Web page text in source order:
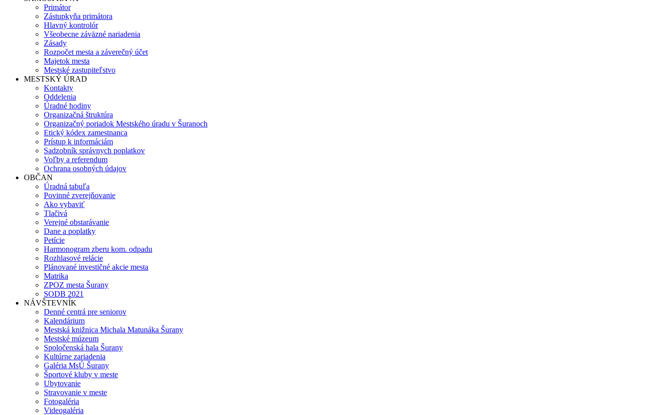
Primátor
Zástupkyňa primátora
Hlavný kontrolór
Všeobecne záväzné nariadenia
Zásady
Rozpočet mesta a záverečný účet
Majetok mesta
Mestské zastupiteľstvo
MESTSKÝ ÚRAD
Kontakty
Oddelenia
Úradné hodiny
Organizačná štruktúra
Organizačný poriadok Mestského úradu v Šuranoch
Etický kódex zamestnanca
Prístup k informáciám
Sadzobník správnych poplatkov
Voľby a referendum
Ochrana osobných údajov
OBČAN
Úradná tabuľa
Povinné zverejňovanie
Ako vybaviť
Tlačivá
Verejné obstarávanie
Dane a poplatky
Petície
Harmonogram zberu kom. odpadu
Rozhlasové relácie
Plánované investičné akcie mesta
Matrika
ZPOZ mesta Šurany
SODB 2021
NÁVŠTEVNÍK
Denné centrá pre seniorov
Kalendárium
Mestská knižnica Michala Matunáka Šurany
Mestské múzeum
Spoločenská hala Šurany
Kultúrne zariadenia
Galéria MsÚ Šurany
Športové kluby v meste
Ubytovanie
Stravovanie v meste
Fotogaléria
Videogaléria